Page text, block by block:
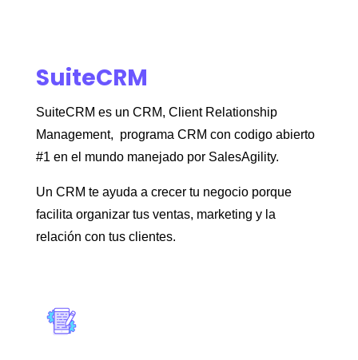
SuiteCRM
SuiteCRM es un CRM, Client Relationship
Management, programa CRM con codigo abierto
#1 en el mundo manejado por SalesAgility.
Un CRM te ayuda a crecer tu negocio porque
facilita organizar tus ventas, marketing y la
relación con tus clientes.